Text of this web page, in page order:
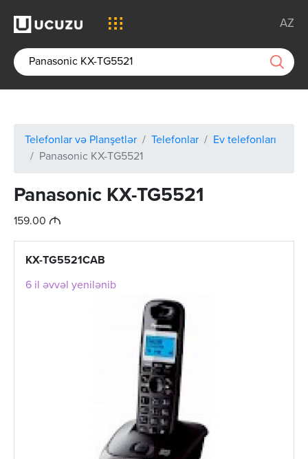
AZ
Telefonlar və Planşetlər Telefonlar
Ev telefonları
Panasonic KX-TG5521
Panasonic KX-TG5521
159.00 M
KX-TG5521CAB
6 il əvvəl yenilənib